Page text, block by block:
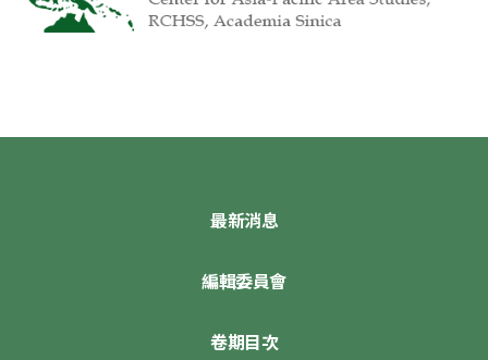
最新消息
編輯委員會
卷期目次